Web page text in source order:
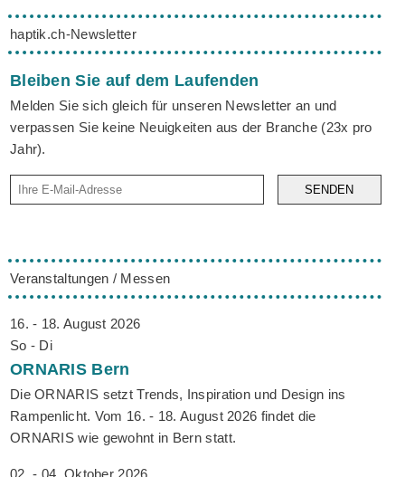
haptik.ch-Newsletter
Bleiben Sie auf dem Laufenden
Melden Sie sich gleich für unseren Newsletter an und
verpassen Sie keine Neuigkeiten aus der Branche (23x pro
Jahr).
SENDEN
Veranstaltungen / Messen
16. - 18. August 2026
So - Di
ORNARIS Bern
Die ORNARIS setzt Trends, Inspiration und Design ins
Rampenlicht. Vom 16. - 18. August 2026 findet die
ORNARIS wie gewohnt in Bern statt.